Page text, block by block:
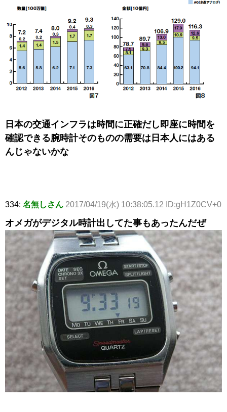
日本の交通インフラは時間に正確だし即座に時間を
確認できる腕時計そのものの需要は日本人にはある
んじゃないかな
334: 名無しさん 2017/04/19(水) 10:38:05.12 ID:gH1Z0CV+0
オメガがデジタル時計出してた事もあったんだぜ